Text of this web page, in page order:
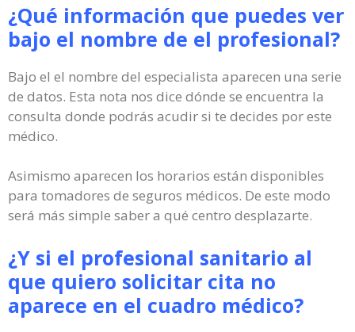
¿Qué información que puedes ver
bajo el nombre de el profesional?
Bajo el el nombre del especialista aparecen una serie
de datos. Esta nota nos dice dónde se encuentra la
consulta donde podrás acudir si te decides por este
médico.
Asimismo aparecen los horarios están disponibles
para tomadores de seguros médicos. De este modo
será más simple saber a qué centro desplazarte.
¿Y si el profesional sanitario al
que quiero solicitar cita no
aparece en el cuadro médico?